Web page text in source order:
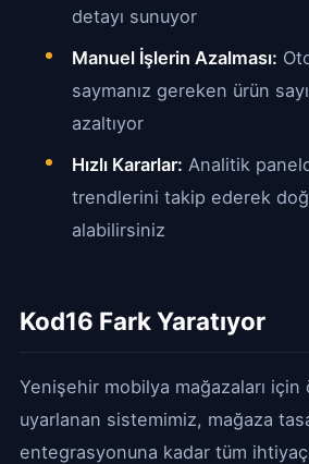
detayı sunuyor
Manuel İşlerin Azalması:
saymanız gereken ürün
azaltıyor
Hızlı Kararlar: Analitik
trendlerini takip ederek
alabilirsiniz
Kod16 Fark Yaratıyor
Yenişehir mobilya mağazaları için
uyarlanan sistemimiz, mağaza
entegrasyonuna kadar tüm